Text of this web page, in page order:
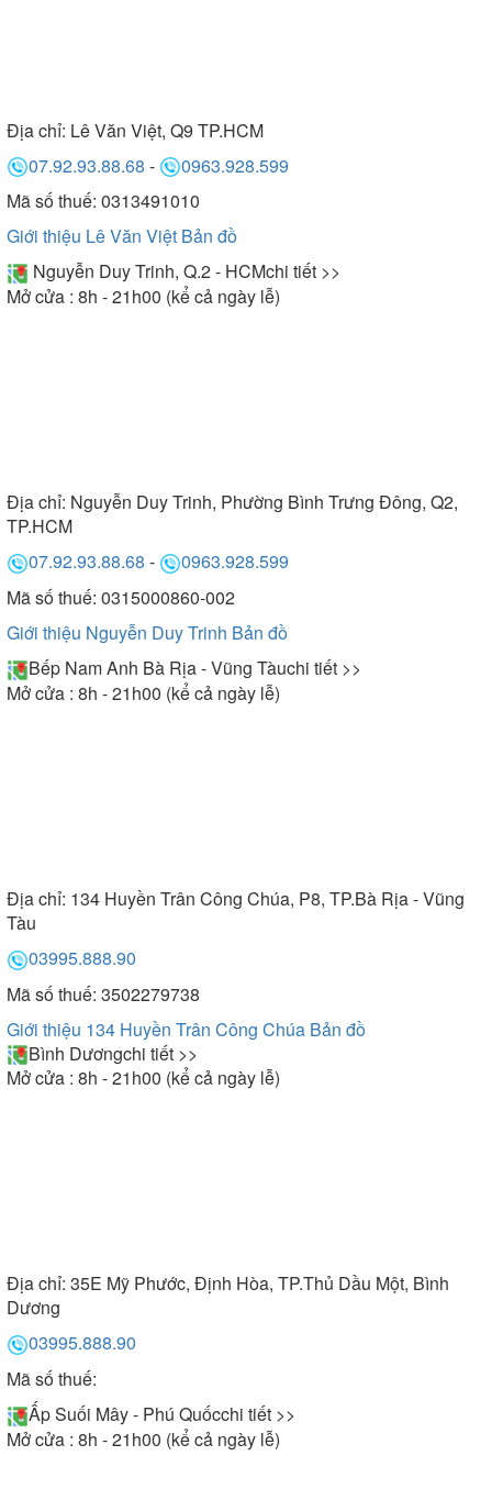
Địa chỉ: Lê Văn Việt, Q9 TP.HCM
07.92.93.88.68 -
0963.928.599
Mã số thuế: 0313491010
Giới thiệu Lê Văn Việt Bản đồ
Nguyễn Duy Trinh, Q.2 - HCMchi tiết >>
Mở cửa : 8h - 21h00 (kể cả ngày lễ)
Địa chỉ: Nguyễn Duy Trinh, Phường Bình Trưng Đông, Q2,
TP.HCM
07.92.93.88.68 -
0963.928.599
Mã số thuế: 0315000860-002
Giới thiệu Nguyễn Duy Trinh Bản đồ
Bếp Nam Anh Bà Rịa - Vũng Tàuchi tiết >>
Mở cửa : 8h - 21h00 (kể cả ngày lễ)
Địa chỉ: 134 Huyền Trân Công Chúa, P8, TP.Bà Rịa - Vũng
Tàu
03995.888.90
Mã số thuế: 3502279738
Giới thiệu 134 Huyền Trân Công Chúa Bản đồ
Bình Dươngchi tiết >>
Mở cửa : 8h - 21h00 (kể cả ngày lễ)
Địa chỉ: 35E Mỹ Phước, Định Hòa, TP.Thủ Dầu Một, Bình
Dương
03995.888.90
Mã số thuế:
Ấp Suối Mây - Phú Quốcchi tiết >>
Mở cửa : 8h - 21h00 (kể cả ngày lễ)